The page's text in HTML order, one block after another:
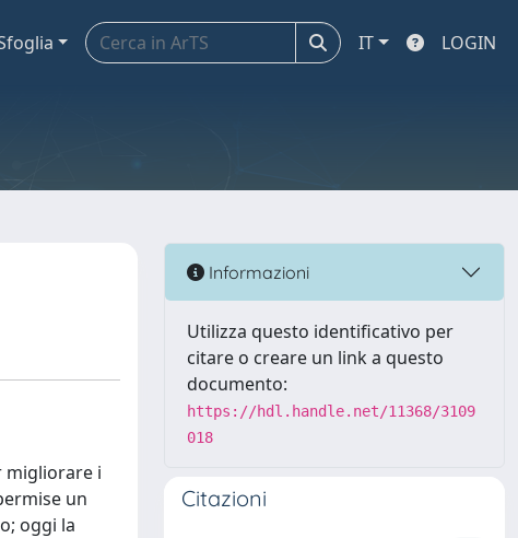
IT LOGIN
migliorare i
un
oggi la
Informazioni
Utilizza questo identificativo per
citare o creare un link a questo
documento:
https://hdl.handle.net/11368/3109
018
Citazioni